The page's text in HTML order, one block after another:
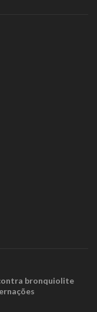
bronquiolite